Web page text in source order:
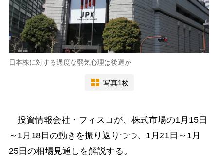
日本株に対する過度な弱気心理は後退か
写真1枚
投資情報会社・フィスコが、株式市場の1月15日
～1月18日の動きを振り返りつつ、1月21日～1月
25日の相場見通しを解説する。